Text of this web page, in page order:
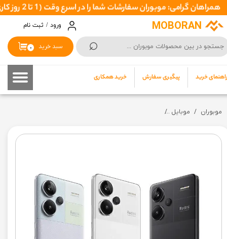
MOBORAN
⌕ ۰ سبد خرید
راهنمای خرید پیگیری سفارش خرید همکاری
ورود / ثبت نام
حساب کاربری من
تغییر گذر واژه
خروج از حساب کاربری
موبوران سفارشات شما را در اسرع وقت ( 1 تا 2 روز کاری ) ارسال میکند تا نهایتا بین 3 تا 7 روزکاری بدستتان برسد
موبوران موبایل